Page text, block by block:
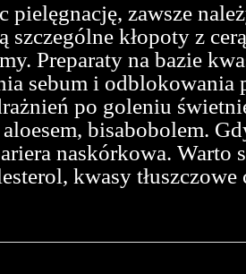
pielęgnację, zawsze
kłopoty z
Preparaty na bazie
sebum i odblokowania
po goleniu
bisabobolem.
naskórkowa. Warto
kwasy